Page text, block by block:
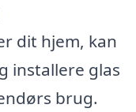
dit hjem, kan
installere glas
brug.